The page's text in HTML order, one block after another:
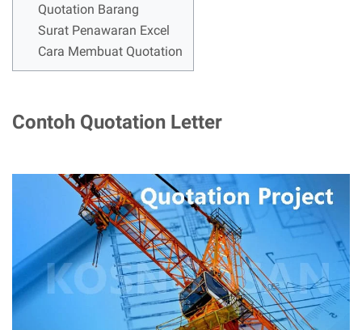
Quotation Barang
Surat Penawaran Excel
Cara Membuat Quotation
Contoh Quotation Letter